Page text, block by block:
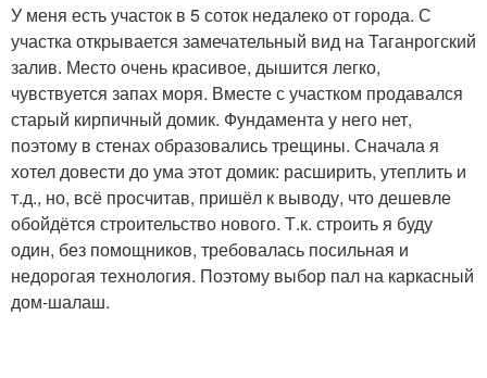
У меня есть участок в 5 соток недалеко от города. С
участка открывается замечательный вид на Таганрогский
залив. Место очень красивое, дышится легко,
чувствуется запах моря. Вместе с участком продавался
старый кирпичный домик. Фундамента у него нет,
поэтому в стенах образовались трещины. Сначала я
хотел довести до ума этот домик: расширить, утеплить и
т.д., но, всё просчитав, пришёл к выводу, что дешевле
обойдётся строительство нового. Т.к. строить я буду
один, без помощников, требовалась посильная и
недорогая технология. Поэтому выбор пал на каркасный
дом-шалаш.